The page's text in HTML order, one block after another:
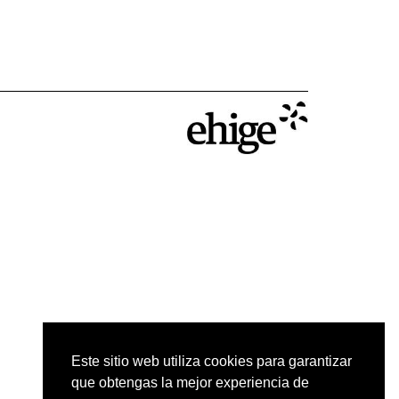
Este sitio web utiliza cookies para garantizar
que obtengas la mejor experiencia de